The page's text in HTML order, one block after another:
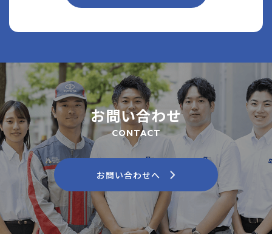
お問い合わせ
CONTACT
お問い合わせへ